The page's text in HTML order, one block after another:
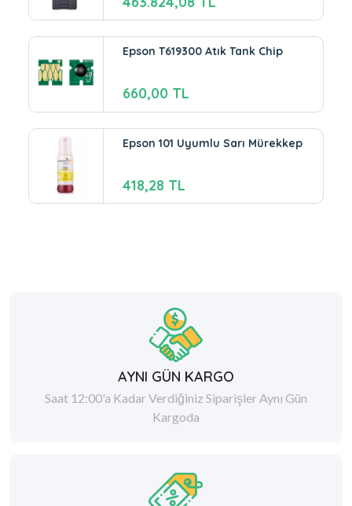
Epson T619300 Atık Tank Chip
660,00 TL
Epson 101 Uyumlu Sarı Mürekkep
418,28 TL
AYNI GÜN KARGO
Saat 12:00'a Kadar Verdiğiniz Siparişler Aynı Gün
Kargoda